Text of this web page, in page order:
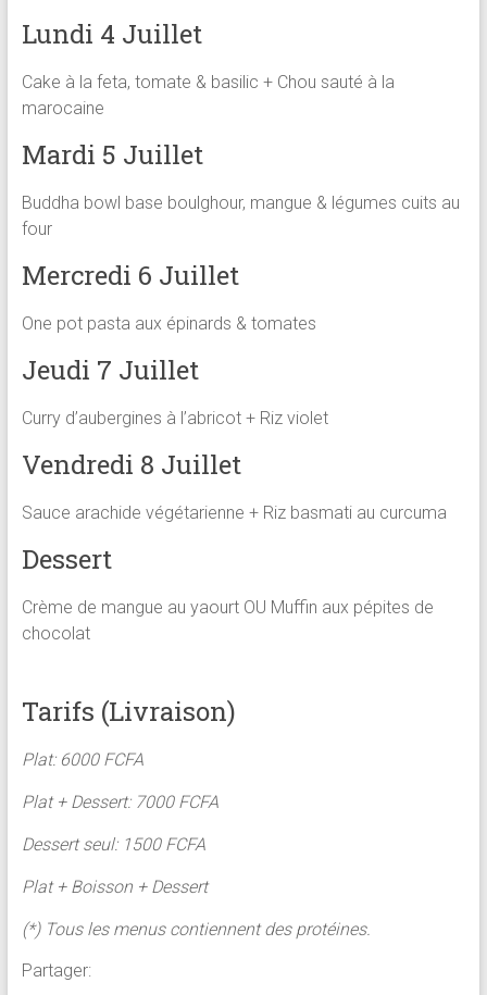
Lundi 4 Juillet
Cake à la feta, tomate & basilic + Chou sauté à la
marocaine
Mardi 5 Juillet
Buddha bowl base boulghour, mangue & légumes cuits au
four
Mercredi 6 Juillet
One pot pasta aux épinards & tomates
Jeudi 7 Juillet
Curry d’aubergines à l’abricot + Riz violet
Vendredi 8 Juillet
Sauce arachide végétarienne + Riz basmati au curcuma
Dessert
Crème de mangue au yaourt OU Muffin aux pépites de
chocolat
Tarifs (Livraison)
Plat: 6000 FCFA
Plat + Dessert: 7000 FCFA
Dessert seul: 1500 FCFA
Plat + Boisson + Dessert
(*) Tous les menus contiennent des protéines.
Partager: